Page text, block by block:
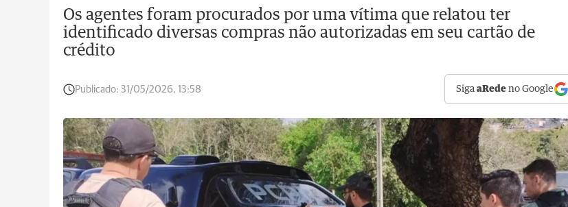
Os agentes foram procurados por uma vítima que relatou ter
identificado diversas compras não autorizadas em seu cartão de
crédito
Publicado: 31/05/2026, 13:58 SigaaRede no Google